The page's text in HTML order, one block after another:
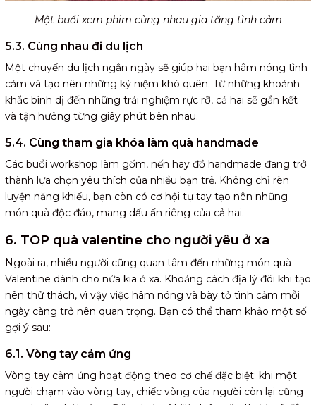
Một buổi xem phim cùng nhau gia tăng tình cảm
5.3. Cùng nhau đi du lịch
Một chuyến du lịch ngắn ngày sẽ giúp hai bạn hâm nóng tình
cảm và tạo nên những kỷ niệm khó quên. Từ những khoảnh
khắc bình dị đến những trải nghiệm rực rỡ, cả hai sẽ gắn kết
và tận hưởng từng giây phút bên nhau.
5.4. Cùng tham gia khóa làm quà handmade
Các buổi workshop làm gốm, nến hay đồ handmade đang trở
thành lựa chọn yêu thích của nhiều bạn trẻ. Không chỉ rèn
luyện năng khiếu, bạn còn có cơ hội tự tay tạo nên những
món quà độc đáo, mang dấu ấn riêng của cả hai.
6. TOP quà valentine cho người yêu ở xa
Ngoài ra, nhiều người cũng quan tâm đến những món quà
Valentine dành cho nửa kia ở xa. Khoảng cách địa lý đôi khi tạo
nên thử thách, vì vậy việc hâm nóng và bày tỏ tình cảm mỗi
ngày càng trở nên quan trọng. Bạn có thể tham khảo một số
gợi ý sau:
6.1. Vòng tay cảm ứng
Vòng tay cảm ứng hoạt động theo cơ chế đặc biệt: khi một
người chạm vào vòng tay, chiếc vòng của người còn lại cũng